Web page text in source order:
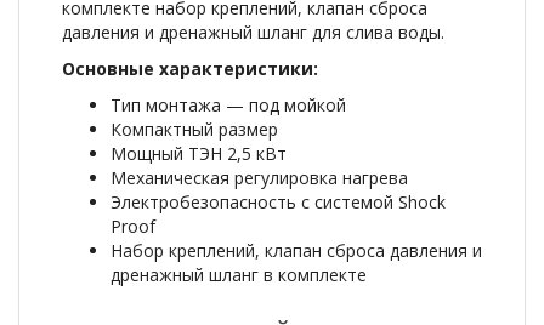
комплекте набор креплений, клапан сброса
давления и дренажный шланг для слива воды.
Основные характеристики:
Тип монтажа — под мойкой
Компактный размер
Мощный ТЭН 2,5 кВт
Механическая регулировка нагрева
Электробезопасность с системой Shock
Proof
Набор креплений, клапан сброса давления и
дренажный шланг в комплекте